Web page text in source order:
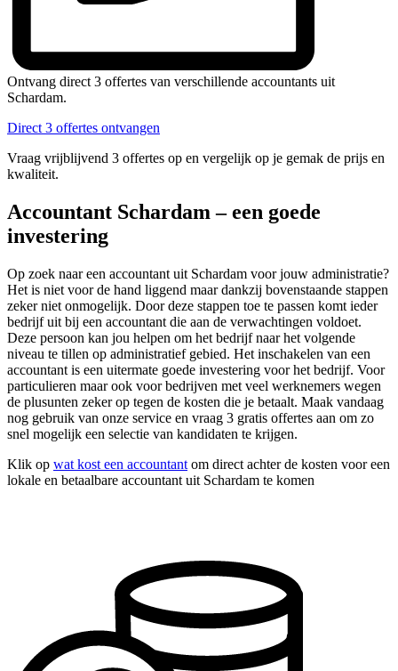
Ontvang direct 3 offertes van verschillende accountants uit
Schardam.
Direct 3 offertes ontvangen
Vraag vrijblijvend 3 offertes op en vergelijk op je gemak de prijs en
kwaliteit.
Accountant Schardam – een goede
investering
Op zoek naar een accountant uit Schardam voor jouw administratie?
Het is niet voor de hand liggend maar dankzij bovenstaande stappen
zeker niet onmogelijk. Door deze stappen toe te passen komt ieder
bedrijf uit bij een accountant die aan de verwachtingen voldoet.
Deze persoon kan jou helpen om het bedrijf naar het volgende
niveau te tillen op administratief gebied. Het inschakelen van een
accountant is een uitermate goede investering voor het bedrijf. Voor
particulieren maar ook voor bedrijven met veel werknemers wegen
de plusunten zeker op tegen de kosten die je betaalt. Maak vandaag
nog gebruik van onze service en vraag 3 gratis offertes aan om zo
snel mogelijk een selectie van kandidaten te krijgen.
Klik op wat kost een accountant om direct achter de kosten voor een
lokale en betaalbare accountant uit Schardam te komen